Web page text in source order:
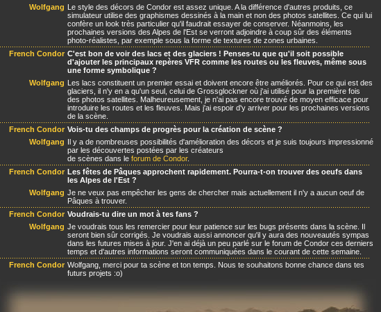
Wolfgang Le style des décors de Condor est assez unique. A la différence d'autres produits, ce
simulateur utilise des graphismes dessinés à la main et non des photos satellites. Ce qui lui
confère un look très particulier qu'il faudrait essayer de conserver. Néanmoins, les
prochaines versions des Alpes de l'Est se verront adjoindre à coup sûr des éléments
photo-réalistes, par exemple sous la forme de textures de zones urbaines.
French Condor C'est bon de voir des lacs et des glaciers ! Penses-tu que qu'il soit possible
d'ajouter les principaux repères VFR comme les routes ou les fleuves, même sous
une forme symbolique ?
Wolfgang Les lacs constituent un premier essai et doivent encore être améliorés. Pour ce qui est des
glaciers, il n'y en a qu'un seul, celui de Grossglockner où j'ai utilisé pour la première fois
des photos satellites. Malheureusement, je n'ai pas encore trouvé de moyen efficace pour
introduire les routes et les fleuves. Mais j'ai espoir d'y arriver pour les prochaines versions
de la scène.
French Condor Vois-tu des champs de progrès pour la création de scène ?
Wolfgang Il y a de nombreuses possibilités d'amélioration des décors et je suis toujours impressionné
par les découvertes postées par les créateurs
de scènes dans le forum de Condor.
French Condor Les fêtes de Pâques approchent rapidement. Pourra-t-on trouver des oeufs dans
les Alpes de l'Est ?
Wolfgang Je ne veux pas empêcher les gens de chercher mais actuellement il n'y a aucun oeuf de
Pâques à trouver.
French Condor Voudrais-tu dire un mot à tes fans ?
Wolfgang Je voudrais tous les remercier pour leur patience sur les bugs présents dans la scène. Il
seront bien sûr corrigés. Je voudrais aussi annoncer qu'il y aura des nouveautés sympas
dans les futures mises à jour. J'en ai déjà un peu parlé sur le forum de Condor ces derniers
temps et d'autres informations seront communiquées dans le courant de cette semaine.
French Condor Wolfgang, merci pour ta scène et ton temps. Nous te souhaitons bonne chance dans tes
futurs projets :o)